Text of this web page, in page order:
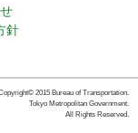
針
2015 Bureau of Transportation.
Tokyo Metropolitan Government.
All Rights Reserved.